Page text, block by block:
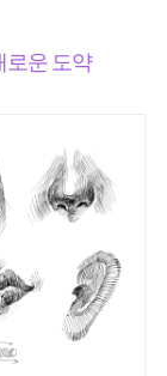
로운 도약